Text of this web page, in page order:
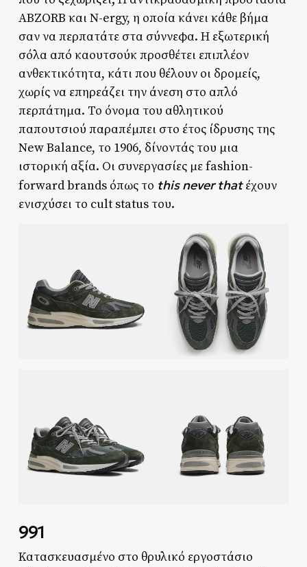
ABZORB και N-ergy, η οποία κάνει κάθε βήμα
σαν να περπατάτε στα σύννεφα. Η εξωτερική
σόλα από καουτσούκ προσθέτει επιπλέον
ανθεκτικότητα, κάτι που θέλουν οι δρομείς,
χωρίς να επηρεάζει την άνεση στο απλό
περπάτημα. Το όνομα του αθλητικού
παπουτσιού παραπέμπει στο έτος ίδρυσης της
New Balance, το 1906, δίνοντάς του μια
ιστορική αξία. Οι συνεργασίες με fashion-
forward brands όπως το this never thatέχουν
ενισχύσει το cult status του.
991
Κατασκευασμένο στο θρυλικό εργοστάσιο